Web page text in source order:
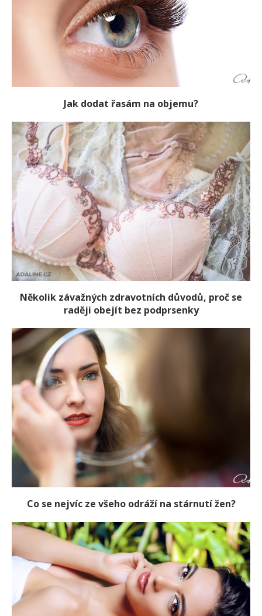
Jak dodat řasám na objemu?
Několik závažných zdravotních důvodů, proč se
raději obejít bez podprsenky
Co se nejvíc ze všeho odráží na stárnutí žen?